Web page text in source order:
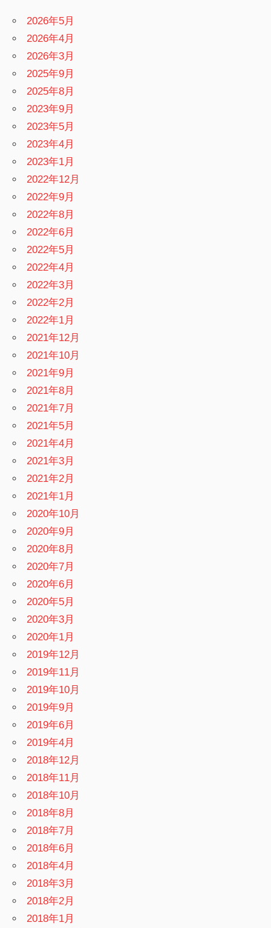
2026年5月
2026年4月
2026年3月
2025年9月
2025年8月
2023年9月
2023年5月
2023年4月
2023年1月
2022年12月
2022年9月
2022年8月
2022年6月
2022年5月
2022年4月
2022年3月
2022年2月
2022年1月
2021年12月
2021年10月
2021年9月
2021年8月
2021年7月
2021年5月
2021年4月
2021年3月
2021年2月
2021年1月
2020年10月
2020年9月
2020年8月
2020年7月
2020年6月
2020年5月
2020年3月
2020年1月
2019年12月
2019年11月
2019年10月
2019年9月
2019年6月
2019年4月
2018年12月
2018年11月
2018年10月
2018年8月
2018年7月
2018年6月
2018年4月
2018年3月
2018年2月
2018年1月